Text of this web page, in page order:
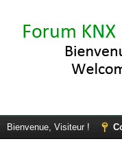
Bienvenue, Visiteur !